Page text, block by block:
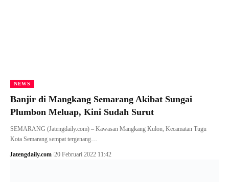
NEWS
Banjir di Mangkang Semarang Akibat Sungai
Plumbon Meluap, Kini Sudah Surut
SEMARANG (Jatengdaily.com) – Kawasan Mangkang Kulon, Kecamatan Tugu
Kota Semarang sempat tergenang…
Jatengdaily.com 20 Februari 2022 11:42